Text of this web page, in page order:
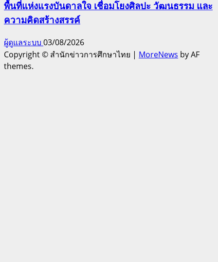
พื้นที่แห่งแรงบันดาลใจ เชื่อมโยงศิลปะ วัฒนธรรม และ
ความคิดสร้างสรรค์
ผู้ดูแลระบบ 03/08/2026
Copyright © สำนักข่าวการศึกษาไทย | MoreNews by AF
themes.